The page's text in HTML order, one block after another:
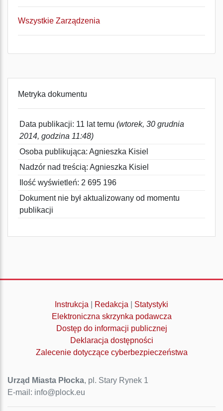
Wszystkie Zarządzenia
Metryka dokumentu
Data publikacji: 11 lat temu (wtorek, 30 grudnia
2014, godzina 11:48)
Osoba publikująca: Agnieszka Kisiel
Nadzór nad treścią: Agnieszka Kisiel
Ilość wyświetleń: 2 695 196
Dokument nie był aktualizowany od momentu
publikacji
Instrukcja Redakcja
Statystyki
Elektroniczna skrzynka podawcza
Dostęp do informacji publicznej
Deklaracja dostępności
Zalecenie dotyczące cyberbezpieczeństwa
Urząd Miasta Płocka, pl. Stary Rynek 1
E-mail: info@plock.eu